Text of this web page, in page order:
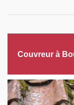
Couvreur à